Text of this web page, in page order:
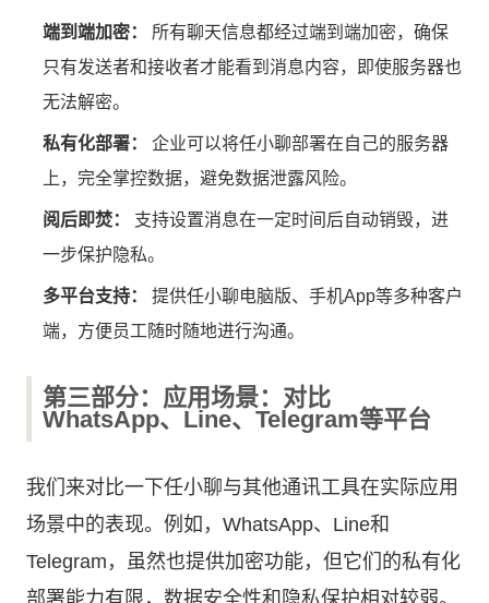
端到端加密：
所有聊天信息都经过端到端加密，确保
只有发送者和接收者才能看到消息内容，即使服务器也
无法解密。
私有化部署：
企业可以将任小聊部署在自己的服务器
上，完全掌控数据，避免数据泄露风险。
阅后即焚：
支持设置消息在一定时间后自动销毁，进
一步保护隐私。
多平台支持： 提供任小聊电脑版、手机App等多种客户
端，方便员工随时随地进行沟通。
第三部分：应用场景：对比
WhatsApp、Line、Telegram等平台
我们来对比一下任小聊与其他通讯工具在实际应用
场景中的表现。例如，WhatsApp、Line和
Telegram，虽然也提供加密功能，但它们的私有化
部署能力有限，数据安全性和隐私保护相对较弱。